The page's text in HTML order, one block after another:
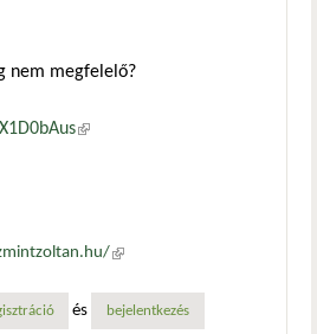
nem megfelelő?
(külső hivatkozás)
(külső hivatkozás)
és bejelentkezés